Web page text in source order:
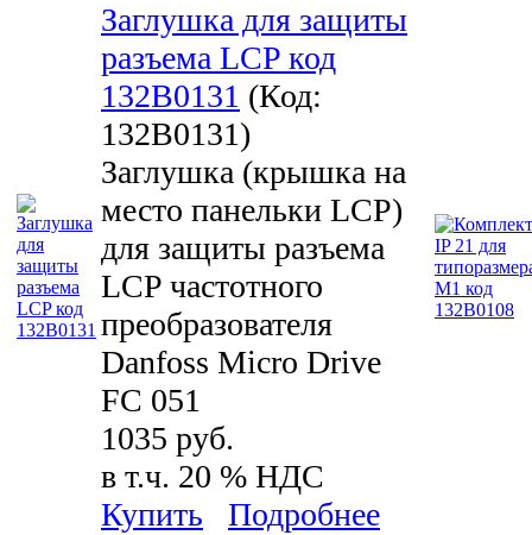
Заглушка для защиты
разъема LCP код
132B0131 (Код:
132B0131)
Заглушка (крышка на
место панельки LCP)
для защиты разъема
LCP частотного
преобразователя
Danfoss Micro Drive
FC 051
1035 руб.
в т.ч. 20 % НДС
Купить
Подробнее